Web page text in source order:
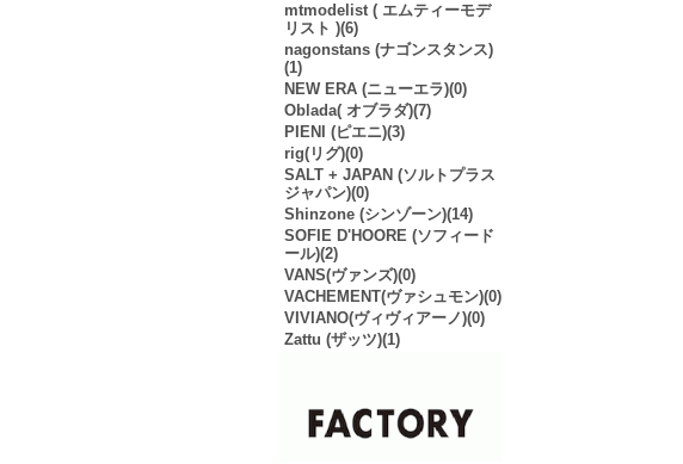
mtmodelist ( エムティーモデ
リスト )(6)
nagonstans (ナゴンスタンス)
(1)
NEW ERA (ニューエラ)(0)
Oblada( オブラダ)(7)
PIENI (ピエニ)(3)
rig(リグ)(0)
SALT + JAPAN (ソルトプラス
ジャパン)(0)
Shinzone (シンゾーン)(14)
SOFIE D'HOORE (ソフィード
ール)(2)
VANS(ヴァンズ)(0)
VACHEMENT(ヴァシュモン)(0)
VIVIANO(ヴィヴィアーノ)(0)
Zattu (ザッツ)(1)